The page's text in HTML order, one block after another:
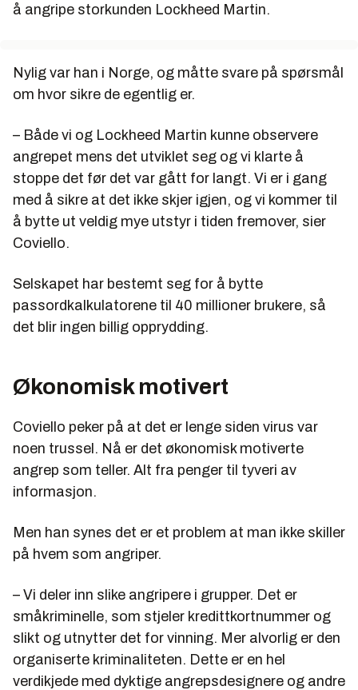
å angripe storkunden Lockheed Martin.
Nylig var han i Norge, og måtte svare på spørsmål
om hvor sikre de egentlig er.
– Både vi og Lockheed Martin kunne observere
angrepet mens det utviklet seg og vi klarte å
stoppe det før det var gått for langt. Vi er i gang
med å sikre at det ikke skjer igjen, og vi kommer til
å bytte ut veldig mye utstyr i tiden fremover, sier
Coviello.
Selskapet har bestemt seg for å bytte
passordkalkulatorene til 40 millioner brukere, så
det blir ingen billig opprydding.
Økonomisk motivert
Coviello peker på at det er lenge siden virus var
noen trussel. Nå er det økonomisk motiverte
angrep som teller. Alt fra penger til tyveri av
informasjon.
Men han synes det er et problem at man ikke skiller
på hvem som angriper.
– Vi deler inn slike angripere i grupper. Det er
småkriminelle, som stjeler kredittkortnummer og
slikt og utnytter det for vinning. Mer alvorlig er den
organiserte kriminaliteten. Dette er en hel
verdikjede med dyktige angrepsdesignere og andre